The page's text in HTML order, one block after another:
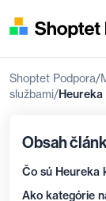
Shoptet Podpora
službami
Obsah
Čo sú Heureka
Ako kategórie